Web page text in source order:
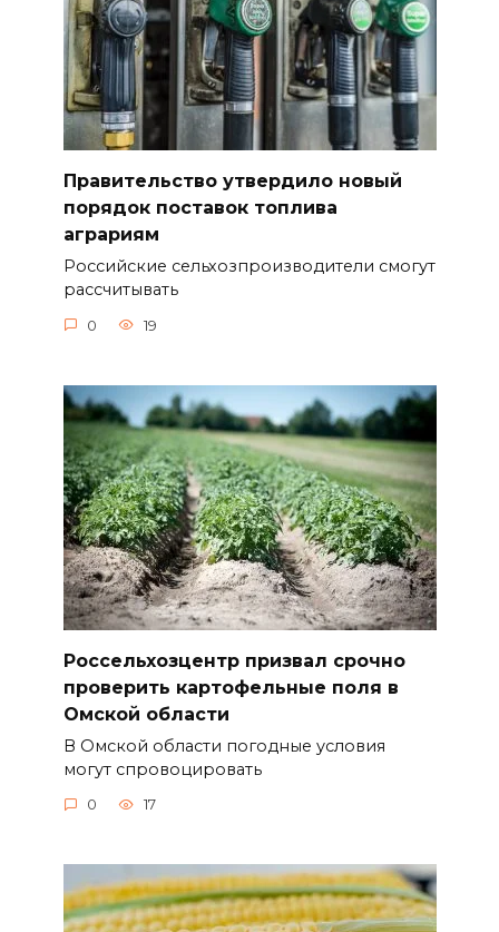
Правительство утвердило новый
порядок поставок топлива
аграриям
Российские сельхозпроизводители смогут
рассчитывать
0 19
Россельхозцентр призвал срочно
проверить картофельные поля в
Омской области
В Омской области погодные условия
могут спровоцировать
0 17